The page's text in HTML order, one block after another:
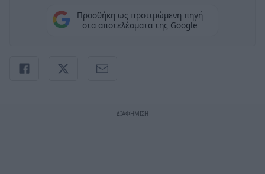
Προσθήκη ως προτιμώμενη πηγή
στα αποτελέσματα της Google